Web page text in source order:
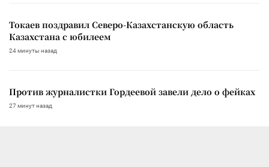
Токаев поздравил Северо-Казахстанскую область
Казахстана с юбилеем
24 минуты назад
Против журналистки Гордеевой завели дело о фейках
27 минут назад